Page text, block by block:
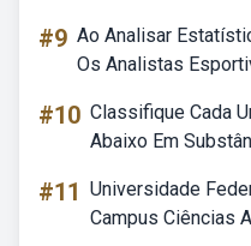
#9 Ao Analisar
Os Analistas
#10 Classifique Cada
Abaixo Em
#11 Universidade
Campus Ciências